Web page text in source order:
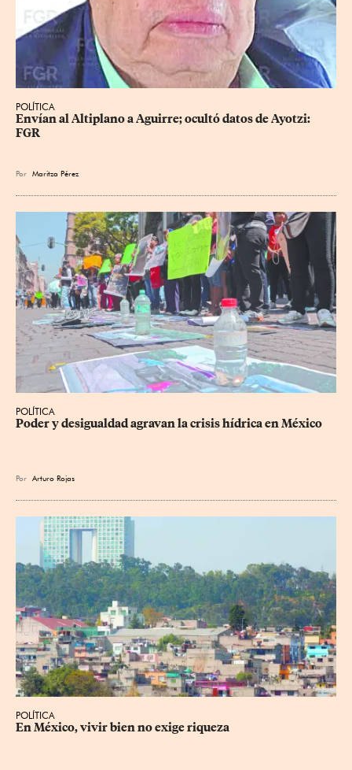
POLÍTICA
Envían al Altiplano a Aguirre; ocultó datos de Ayotzi:
FGR
Por Maritza Pérez
POLÍTICA
Poder y desigualdad agravan la crisis hídrica en México
Por Arturo Rojas
POLÍTICA
En México, vivir bien no exige riqueza